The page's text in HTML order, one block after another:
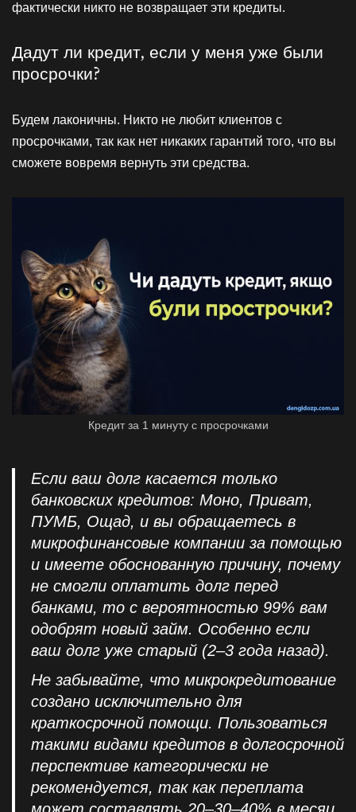
фактически никто не возвращает эти кредиты.
Дадут ли кредит, если у меня уже были
просрочки?
Будем лаконичны. Никто не любит клиентов с
просрочками, так как нет никаких гарантий того, что вы
сможете вовремя вернуть эти средства.
Кредит за 1 минуту с просрочками
Если ваш долг касается только
банковских кредитов: Моно, Приват,
ПУМБ, Ощад, и вы обращаетесь в
микрофинансовые компании за помощью
и имеете обоснованную причину, почему
не смогли оплатить долг перед
банками, то с вероятностью 99% вам
одобрят новый займ. Особенно если
ваш долг уже старый (2–3 года назад).
Не забывайте, что микрокредитование
создано исключительно для
краткосрочной помощи. Пользоваться
такими видами кредитов в долгосрочной
перспективе категорически не
рекомендуется, так как переплата